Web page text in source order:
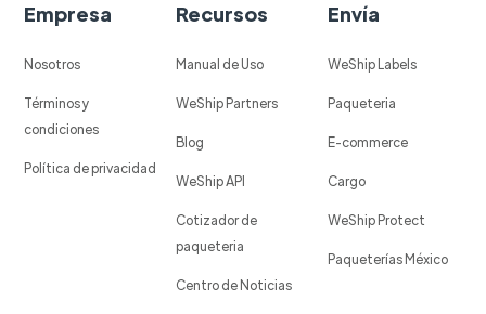
Empresa
Nosotros
Términos y
condiciones
Política de privacidad
Recursos
Manual de Uso
WeShip Partners
Blog
WeShip API
Cotizador de
paqueteria
Centro de Noticias
Envía
WeShip Labels
Paqueteria
E-commerce
Cargo
WeShip Protect
Paqueterías México